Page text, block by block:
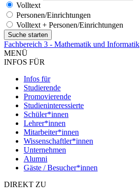
Volltext
Personen/Einrichtungen
Volltext + Personen/Einrichtungen
Fachbereich 3 - Mathematik und Informatik
MENÜ
INFOS FÜR
Infos für
Studierende
Promovierende
Studieninteressierte
Schüler*innen
Lehrer*innen
Mitarbeiter*innen
Wissenschaftler*innen
Unternehmen
Alumni
Gäste / Besucher*innen
DIREKT ZU